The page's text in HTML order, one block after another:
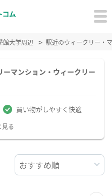
館大学周辺 駅近のウィークリー・
マンション・ウィークリー
買い物がしやすく快適
見る